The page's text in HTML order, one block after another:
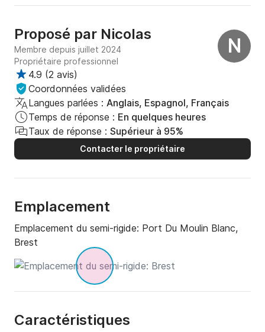
N
Proposé par Nicolas
Membre depuis juillet 2024
Propriétaire professionnel
4.9 (2 avis)
Coordonnées validées
Langues parlées : Anglais, Espagnol, Français
Temps de réponse : En quelques heures
Taux de réponse : Supérieur à 95%
Contacter le propriétaire
Emplacement
Emplacement du semi-rigide: Port Du Moulin Blanc,
Brest
Caractéristiques